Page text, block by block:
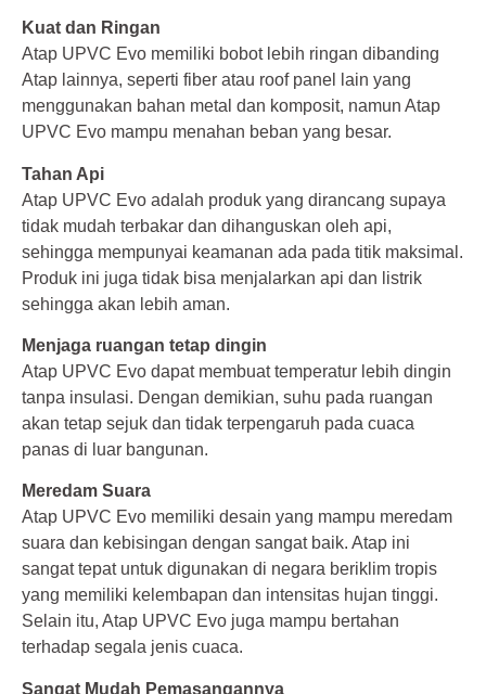
Kuat dan Ringan
Atap UPVC Evo memiliki bobot lebih ringan dibanding
Atap lainnya, seperti fiber atau roof panel lain yang
menggunakan bahan metal dan komposit, namun Atap
UPVC Evo mampu menahan beban yang besar.
Tahan Api
Atap UPVC Evo adalah produk yang dirancang supaya
tidak mudah terbakar dan dihanguskan oleh api,
sehingga mempunyai keamanan ada pada titik maksimal.
Produk ini juga tidak bisa menjalarkan api dan listrik
sehingga akan lebih aman.
Menjaga ruangan tetap dingin
Atap UPVC Evo dapat membuat temperatur lebih dingin
tanpa insulasi. Dengan demikian, suhu pada ruangan
akan tetap sejuk dan tidak terpengaruh pada cuaca
panas di luar bangunan.
Meredam Suara
Atap UPVC Evo memiliki desain yang mampu meredam
suara dan kebisingan dengan sangat baik. Atap ini
sangat tepat untuk digunakan di negara beriklim tropis
yang memiliki kelembapan dan intensitas hujan tinggi.
Selain itu, Atap UPVC Evo juga mampu bertahan
terhadap segala jenis cuaca.
Sangat Mudah Pemasangannya